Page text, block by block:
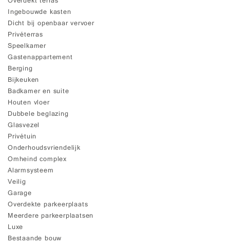
Ingebouwde kasten
Dicht bij openbaar vervoer
Privéterras
Speelkamer
Gastenappartement
Berging
Bijkeuken
Badkamer en suite
Houten vloer
Dubbele beglazing
Glasvezel
Privétuin
Onderhoudsvriendelijk
Omheind complex
Alarmsysteem
Veilig
Garage
Overdekte parkeerplaats
Meerdere parkeerplaatsen
Luxe
Bestaande bouw